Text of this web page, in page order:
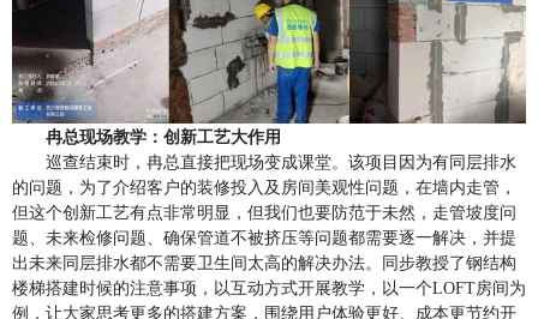
冉总现场教学 ： 创新工艺大作用
巡查结束时 ，冉总直接把现场变成课堂。 该项目因为有同层排水
的问题，为了介绍客户的装修投入及房间美观性问题，在墙内走管，
但这个创新工艺有点非常明显，但我们也要防范于未然，走管坡度问
题、未来检修问题、确保管道不被挤压等问题都需要逐一解决，并提
出未来同层排水都不需要卫生间太高的解决办法。同步教授了钢结构
楼梯搭建时候的注意事项，以互动方式开展教学，以一个LOFT房间为
例，让大家思考更多的搭建方案，围绕用户体验更好、成本更节约开